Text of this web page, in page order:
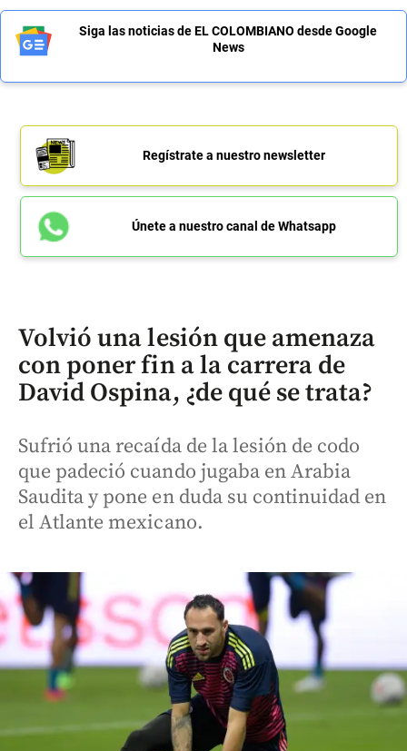
Siga las noticias de EL COLOMBIANO desde Google
News
Regístrate a nuestro newsletter
Únete a nuestro canal de Whatsapp
Volvió una lesión que amenaza
con poner fin a la carrera de
David Ospina, ¿de qué se trata?
Sufrió una recaída de la lesión de codo
que padeció cuando jugaba en Arabia
Saudita y pone en duda su continuidad en
el Atlante mexicano.